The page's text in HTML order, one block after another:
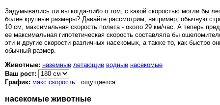
Задумывались ли вы когда-либо о том, с какой скоростью могли бы
более крупные размеры? Давайте рассмотрим, например, обычную
10 см, максимальная скорость полета - около 29 км/час. А теперь
ее максимальная гипотетическая скорость составляла бы
эти и другие скорости различных насекомых, а также то, как быстро
обычный размер.
Животные: наземные летающие водные насекомые
Ваш рост:
График: макс.скорость ощущается
насекомые животные